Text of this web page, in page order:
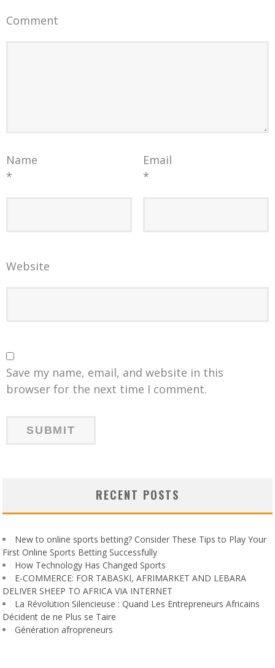
Comment
Name
*
Email
*
Website
Save my name, email, and website in this
browser for the next time I comment.
RECENT POSTS
New to online sports betting? Consider These Tips to Play Your
First Online Sports Betting Successfully
How Technology Has Changed Sports
E-COMMERCE: FOR TABASKI, AFRIMARKET AND LEBARA
DELIVER SHEEP TO AFRICA VIA INTERNET
La Révolution Silencieuse : Quand Les Entrepreneurs Africains
Décident de ne Plus se Taire
Génération afropreneurs